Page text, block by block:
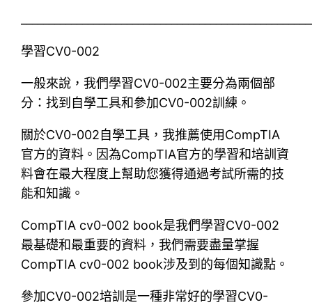
學習CV0-002
一般來說，我們學習CV0-002主要分為兩個部
分：找到自學工具和參加CV0-002訓練。
關於CV0-002自學工具，我推薦使用CompTIA
官方的資料。因為CompTIA官方的學習和培訓資
料會在最大程度上幫助您獲得通過考試所需的技
能和知識。
CompTIA cv0-002 book是我們學習CV0-002
最基礎和最重要的資料，我們需要盡量掌握
CompTIA cv0-002 book涉及到的每個知識點。
參加CV0-002培訓是一種非常好的學習CV0-